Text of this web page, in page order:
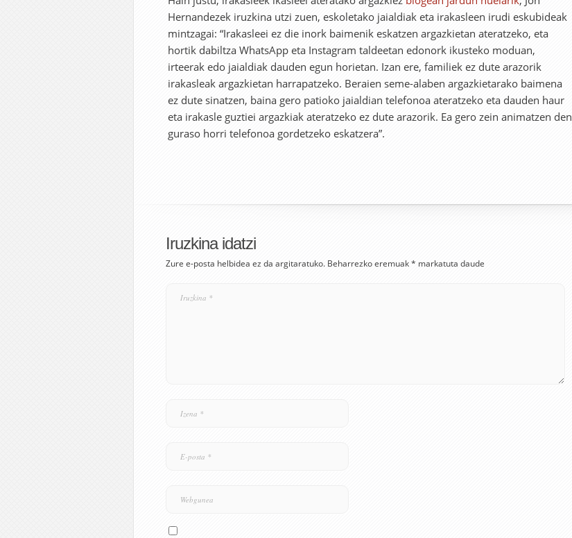
Hernandezek iruzkina utzi zuen, eskoletako jaialdiak eta irakasleen irudi eskubideak
mintzagai: “Irakasleei ez die inork baimenik eskatzen argazkietan ateratzeko, eta
hortik dabiltza WhatsApp eta Instagram taldeetan edonork ikusteko moduan,
irteerak edo jaialdiak dauden egun horietan. Izan ere, familiek ez dute arazorik
irakasleak argazkietan harrapatzeko. Beraien seme-alaben argazkietarako baimena
ez dute sinatzen, baina gero patioko jaialdian telefonoa ateratzeko eta dauden haur
eta irakasle guztiei argazkiak ateratzeko ez dute arazorik. Ea gero zein animatzen den
guraso horri telefonoa gordetzeko eskatzera”.
Iruzkina idatzi
Zure e-posta helbidea ez da argitaratuko. Beharrezko eremuak* markatuta daude